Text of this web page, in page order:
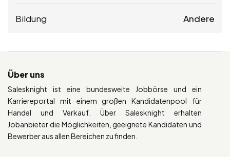
Bildung Andere
Über uns
Salesknight ist eine bundesweite Jobbörse und ein
Karriereportal mit einem großen Kandidatenpool für
Handel und Verkauf. Über Salesknight erhalten
Jobanbieter die Möglichkeiten, geeignete Kandidaten und
Bewerber aus allen Bereichen zu finden.